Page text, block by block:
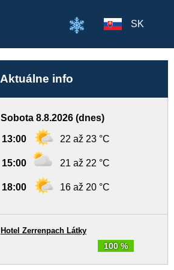
SK
Aktuálne info
Sobota 8.8.2026 (dnes)
13:00 22 až 23 °C
15:00 21 až 22 °C
18:00 16 až 20 °C
100 %
Hotel Zerrenpach Látky